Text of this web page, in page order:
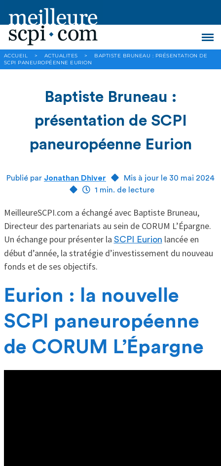
ACCUEIL > ACTUALITES >
BAPTISTE BRUNEAU : PRÉSENTATION DE
SCPI PANEUROPÉENNE EURION
Baptiste Bruneau :
présentation de SCPI
paneuropéenne Eurion
Publié par Jonathan Dhiver
Mis à jour le 30 mai 2024
1 min. de lecture
MeilleureSCPI.com a échangé avec Baptiste Bruneau,
Directeur des partenariats au sein de CORUM L’Épargne.
Un échange pour présenter la SCPI Eurion lancée en
début d’année, la stratégie d’investissement du nouveau
fonds et de ses objectifs.
Eurion : la nouvelle
SCPI paneuropéenne
de CORUM L’Épargne